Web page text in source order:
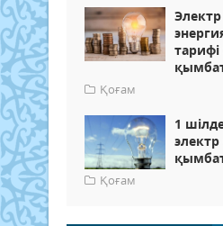
Электр
Қоғам
1
Қоғам